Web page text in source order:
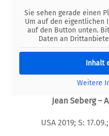
Sie sehen gerade einen
Um auf den eigentlichen
auf den Button unten.
Daten an
Inhalt
Weitere
Jean Seberg –
USA 2019; S: